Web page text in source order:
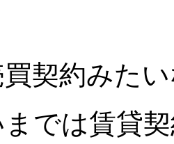
契約みた
では賃貸